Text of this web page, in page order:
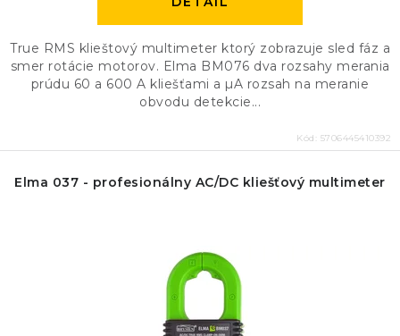
True RMS klieštový multimeter ktorý zobrazuje sled fáz a
smer rotácie motorov. Elma BM076 dva rozsahy merania
prúdu 60 a 600 A kliešťami a µA rozsah na meranie
obvodu detekcie...
Kód: 5706445410392
Elma 037 - profesionálny AC/DC kliešťový multimeter